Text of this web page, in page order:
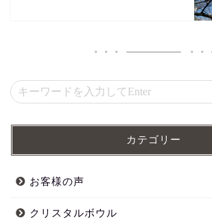
カテゴリー
お客様の声
クリスタルボウル